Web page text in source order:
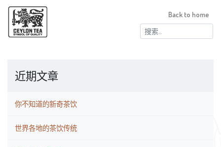
搜
索：
Back to home
近期文章
你不知道的新奇茶饮
世界各地的茶饮传统